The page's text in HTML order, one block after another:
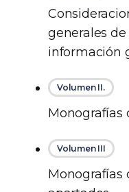
generales de
información
Volumen II.
Monografías
Volumen III
Monografías